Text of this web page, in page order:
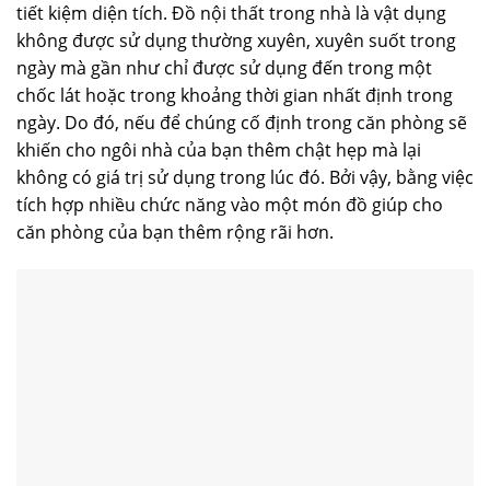
tiết kiệm diện tích. Đồ nội thất trong nhà là vật dụng
không được sử dụng thường xuyên, xuyên suốt trong
ngày mà gần như chỉ được sử dụng đến trong một
chốc lát hoặc trong khoảng thời gian nhất định trong
ngày. Do đó, nếu để chúng cố định trong căn phòng sẽ
khiến cho ngôi nhà của bạn thêm chật hẹp mà lại
không có giá trị sử dụng trong lúc đó. Bởi vậy, bằng việc
tích hợp nhiều chức năng vào một món đồ giúp cho
căn phòng của bạn thêm rộng rãi hơn.